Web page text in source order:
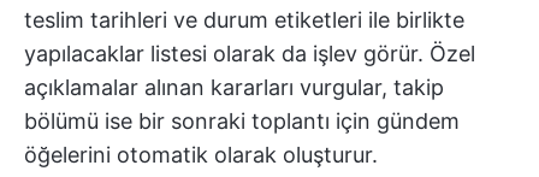
teslim tarihleri ve durum etiketleri ile birlikte
yapılacaklar listesi olarak da işlev görür. Özel
açıklamalar alınan kararları vurgular, takip
bölümü ise bir sonraki toplantı için gündem
öğelerini otomatik olarak oluşturur.